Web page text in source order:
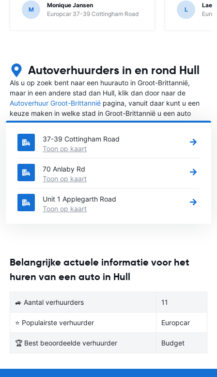
M
Monique Jansen
Europcar 37-39 Cottingham Road
L
Autoverhuurders in en rond Hull
Als u op zoek bent naar een huurauto in Groot-Brittannië,
maar in een andere stad dan Hull, klik dan door naar de
Autoverhuur Groot-Brittannië pagina, vanuit daar kunt u een
keuze maken in welke stad in Groot-Brittannië u een auto
huren wilt.
37-39 Cottingham Road
Toon op kaart
70 Anlaby Rd
Toon op kaart
Unit 1 Applegarth Road
Toon op kaart
Belangrijke actuele informatie voor het
huren van een auto in Hull
🚙 Aantal verhuurders 11
⭐ Populairste verhuurder Europcar
🏆 Best beoordeelde verhuurder Budget